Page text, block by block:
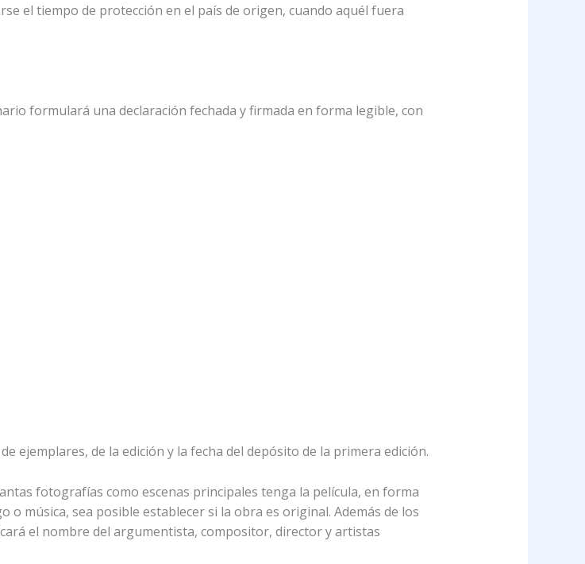
el tiempo de protección en el país de origen, cuando aquél fuera
formulará una declaración fechada y firmada en forma legible, con
ejemplares, de la edición y la fecha del depósito de la primera edición.
fotografías como escenas principales tenga la película, en forma
música, sea posible establecer si la obra es original. Además de los
el nombre del argumentista, compositor, director y artistas